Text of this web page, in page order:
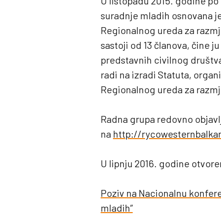
suradnje mladih osnovana
Regionalnog ureda za
sastoji od 13 članova, čine
predstavnih civilnog
radi na izradi Statuta,
Regionalnog ureda za
Radna grupa redovno
na http://
U lipnju 2016. godine
Poziv na Nacionalnu
mladih”